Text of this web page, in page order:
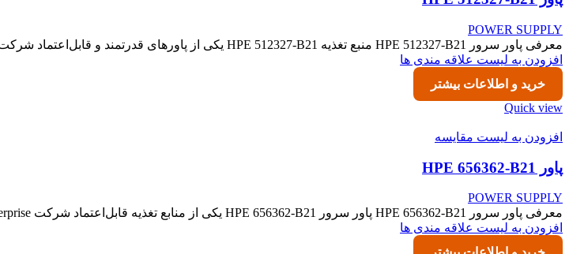
POWER SUPPLY
معرفی پاور سرور HPE 512327-B21 منبع تغذیه HPE 512327-B21 یکی از پاورهای قدرتمند و قابل‌اعتماد شرکت Hewlett Packard Enterprise (HPE)
افزودن به لیست علاقه مندی ها
خرید و اطلاعات بیشتر
Quick view
افزودن به لیست مقایسه
پاور HPE 656362-B21
POWER SUPPLY
معرفی پاور سرور HPE 656362-B21 پاور سرور HPE 656362-B21 یکی از منابع تغذیه قابل‌اعتماد شرکت Hewlett Packard Enterprise است که
افزودن به لیست علاقه مندی ها